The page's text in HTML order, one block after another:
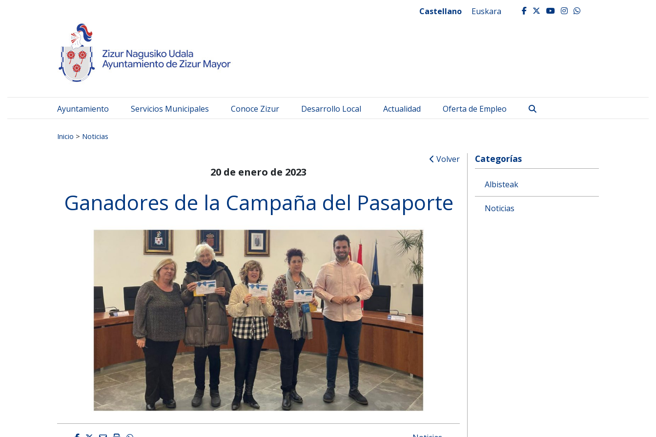
Castellano Euskara facebook
twitter
youtube
instagram
whatsapp
Ayuntamiento Servicios Municipales Conoce Zizur Desarrollo Local Actualidad Oferta de Empleo
Inicio > Noticias
Volver
20 de enero de 2023
Ganadores de la Campaña del Pasaporte
Categorías
Albisteak
Noticias